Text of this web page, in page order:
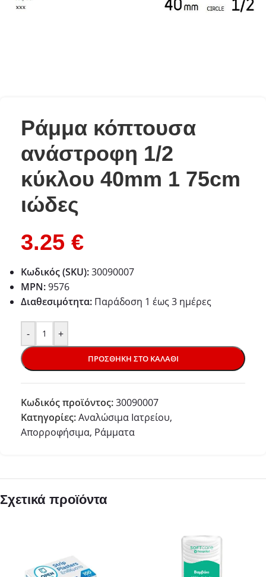
Ράμμα κόπτουσα
ανάστροφη 1/2
κύκλου 40mm 1 75cm
ιώδες
3.25 €
Κωδικός (SKU):30090007
MPN:9576
Διαθεσιμότητα: Παράδoση 1 έως 3 ημέρες
- +
ΠΡΟΣΘΉΚΗ ΣΤΟ ΚΑΛΆΘΙ
Κωδικός προϊόντος:30090007
Κατηγορίες:Αναλώσιμα Ιατρείου,
Απορροφήσιμα, Ράμματα
Σχετικά προϊόντα